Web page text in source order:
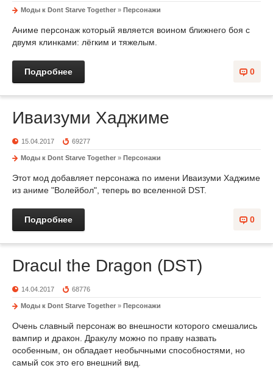
Моды к Dont Starve Together » Персонажи
Аниме персонаж который является воином ближнего боя с
двумя клинками: лёгким и тяжелым.
0
Подробнее
Иваизуми Хаджиме
15.04.2017 69277
Моды к Dont Starve Together » Персонажи
Этот мод добавляет персонажа по имени Иваизуми Хаджиме
из аниме "Волейбол", теперь во вселенной DST.
0
Подробнее
Dracul the Dragon (DST)
14.04.2017 68776
Моды к Dont Starve Together » Персонажи
Очень славный персонаж во внешности которого смешались
вампир и дракон. Дракулу можно по праву назвать
особенным, он обладает необычными способностями, но
самый сок это его внешний вид.